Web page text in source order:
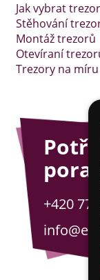
Jak vybrat trezor
Stěhování
Montáž trezorů
Otevíraní
Trezory na míru
+420